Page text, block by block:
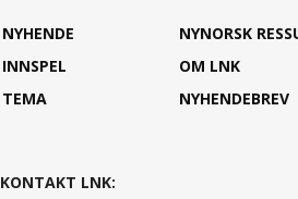
NYHENDE
INNSPEL
TEMA
NYNORSK
OM LNK
NYHENDEBREV
KONTAKT LNK: